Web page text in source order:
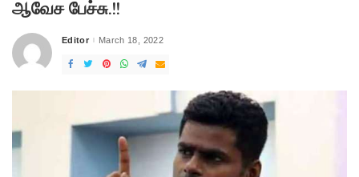
ஆவேச பேச்சு.!!
Posted
Editor March 18, 2022